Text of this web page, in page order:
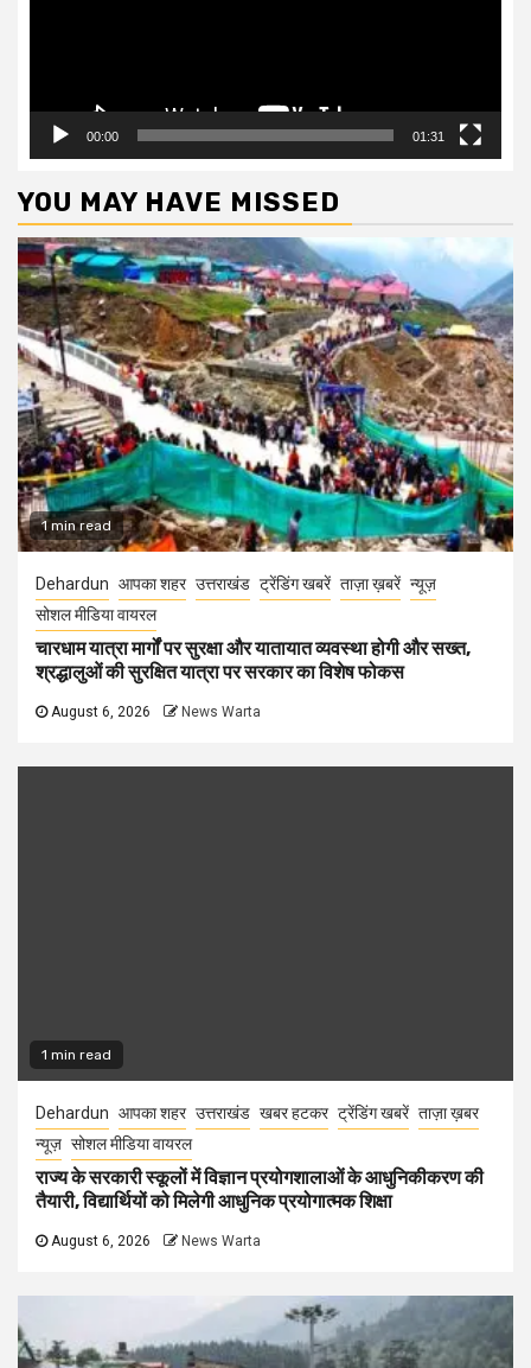
00:00 01:31
YOU MAY HAVE MISSED
1 min read
Dehardun आपका शहर उत्तराखंड ट्रेंडिंग खबरें ताज़ा ख़बरें न्यूज़
सोशल मीडिया वायरल
चारधाम यात्रा मार्गों पर सुरक्षा और यातायात व्यवस्था होगी और सख्त,
श्रद्धालुओं की सुरक्षित यात्रा पर सरकार का विशेष फोकस
August 6, 2026 News Warta
1 min read
Dehardun आपका शहर उत्तराखंड खबर हटकर ट्रेंडिंग खबरें ताज़ा ख़बर
न्यूज़ सोशल मीडिया वायरल
राज्य के सरकारी स्कूलों में विज्ञान प्रयोगशालाओं के आधुनिकीकरण की
तैयारी, विद्यार्थियों को मिलेगी आधुनिक प्रयोगात्मक शिक्षा
August 6, 2026 News Warta